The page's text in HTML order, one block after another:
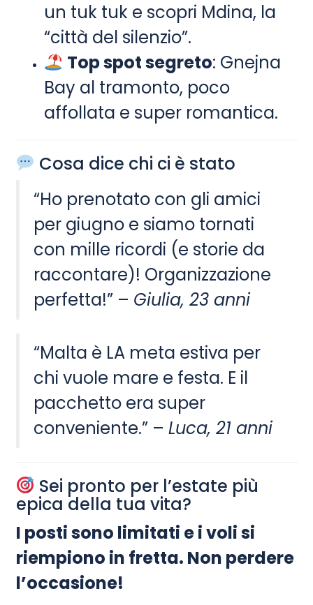
un tuk tuk e scopri Mdina, la
“città del silenzio”.
Top spot segreto: Gnejna
Bay al tramonto, poco
affollata e super romantica.
Cosa dice chi ci è stato
“Ho prenotato con gli amici
per giugno e siamo tornati
con mille ricordi (e storie da
raccontare)! Organizzazione
perfetta!” – Giulia, 23 anni
“Malta è LA meta estiva per
chi vuole mare e festa. E il
pacchetto era super
conveniente.” – Luca, 21 anni
Sei pronto per l’estate più
epica della tua vita?
I posti sono limitati e i voli si
riempiono in fretta. Non perdere
l’occasione!